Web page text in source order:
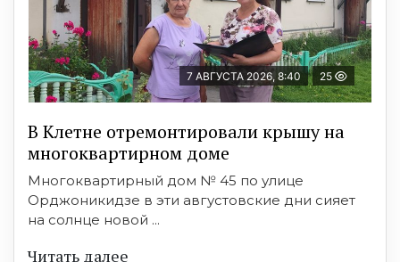
7 АВГУСТА 2026, 8:40 25
В Клетне отремонтировали крышу на
многоквартирном доме
Многоквартирный дом № 45 по улице
Орджоникидзе в эти августовские дни сияет
на солнце новой ...
Читать далее